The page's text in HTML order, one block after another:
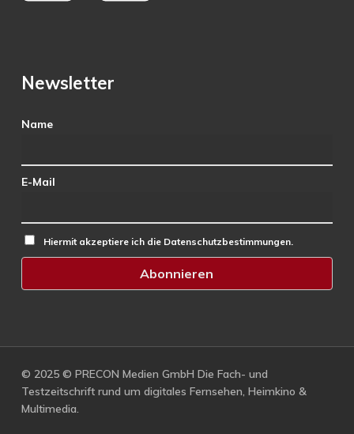
Newsletter
Name
E-Mail
Hiermit akzeptiere ich die Datenschutzbestimmungen.
© 2025 © PRECON Medien GmbH Die Fach- und
Testzeitschrift rund um digitales Fernsehen, Heimkino &
Multimedia.